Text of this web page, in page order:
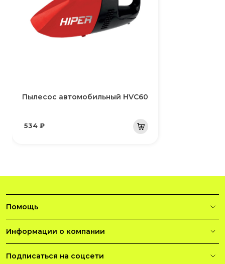
Пылесос автомобильный HVC60
534 ₽
Помощь
Информации о компании
Подписаться на соцсети